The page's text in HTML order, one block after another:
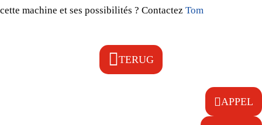
cette machine et ses possibilités ? Contactez Tom
TERUG
APPEL